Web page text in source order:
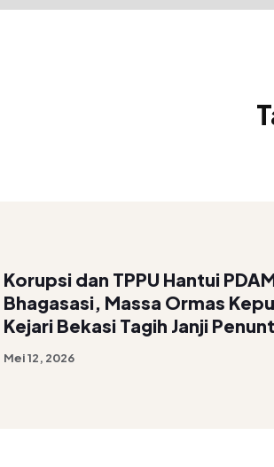
Korupsi dan TPPU Hantui
Bhagasasi, Massa Ormas
Kejari Bekasi Tagih Janji
Mei 12, 2026